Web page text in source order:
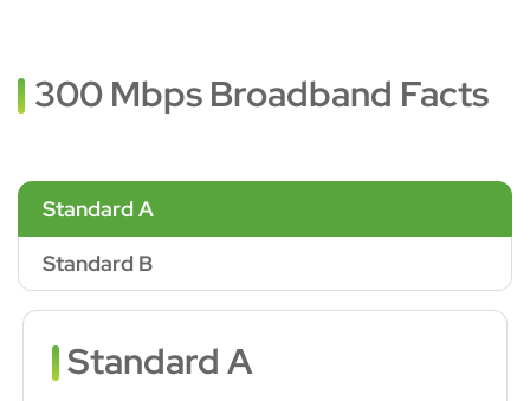
300 Mbps Broadband Facts
Standard A
Standard B
Standard A